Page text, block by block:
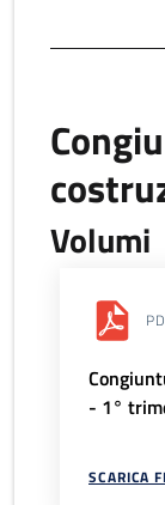
Volumi
- 1°
SCARICA